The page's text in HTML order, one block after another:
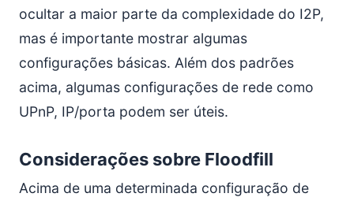
ocultar a maior parte da complexidade do I2P,
mas é importante mostrar algumas
configurações básicas. Além dos padrões
acima, algumas configurações de rede como
UPnP, IP/porta podem ser úteis.
Considerações sobre Floodfill
Acima de uma determinada configuração de